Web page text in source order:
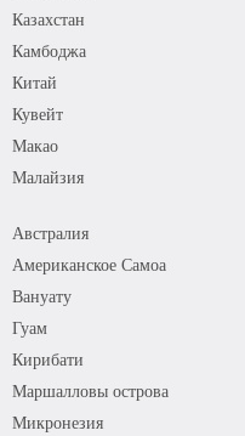
Казахстан
Камбоджа
Китай
Кувейт
Макао
Малайзия
Австралия
Американское Самоа
Вануату
Гуам
Кирибати
Маршалловы острова
Микронезия